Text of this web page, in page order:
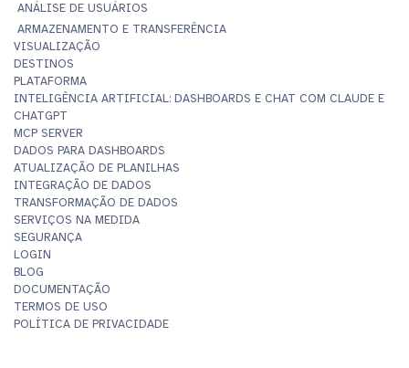
ANÁLISE DE USUÁRIOS
ARMAZENAMENTO E TRANSFERÊNCIA
VISUALIZAÇÃO
DESTINOS
PLATAFORMA
INTELIGÊNCIA ARTIFICIAL: DASHBOARDS E CHAT COM CLAUDE E
CHATGPT
MCP SERVER
DADOS PARA DASHBOARDS
ATUALIZAÇÃO DE PLANILHAS
INTEGRAÇÃO DE DADOS
TRANSFORMAÇÃO DE DADOS
SERVIÇOS NA MEDIDA
SEGURANÇA
LOGIN
BLOG
DOCUMENTAÇÃO
TERMOS DE USO
POLÍTICA DE PRIVACIDADE